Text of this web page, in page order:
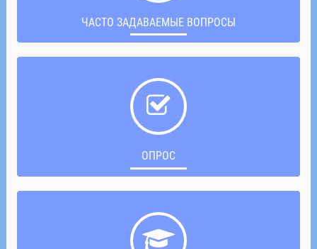
ЧАСТО ЗАДАВАЕМЫЕ ВОПРОСЫ
ОПРОС